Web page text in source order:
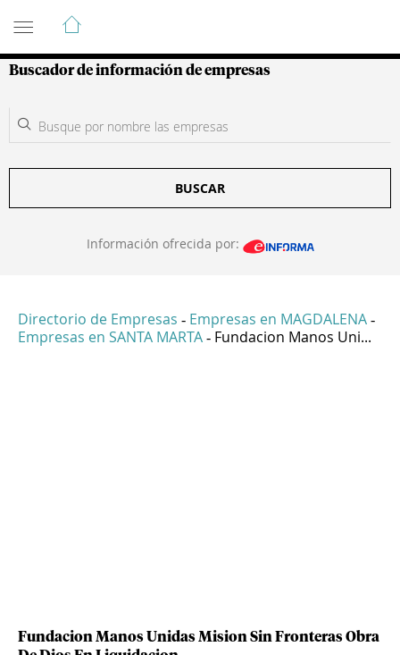
Guía de Empresas Colombianas
Buscador de información de empresas
BUSCAR
Información ofrecida por:
Directorio de Empresas - Empresas en MAGDALENA -
Empresas en SANTA MARTA - Fundacion Manos Uni...
Fundacion Manos Unidas Mision Sin Fronteras Obra